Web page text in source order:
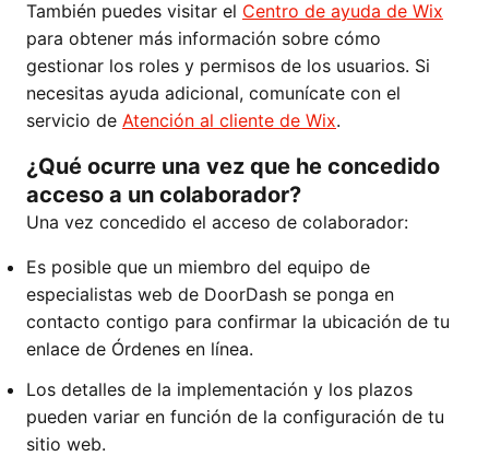
También puedes visitar el Centro de ayuda de Wix
para obtener más información sobre cómo
gestionar los roles y permisos de los usuarios. Si
necesitas ayuda adicional, comunícate con el
servicio de Atención al cliente de Wix.
¿Qué ocurre una vez que he concedido
acceso a un colaborador?
Una vez concedido el acceso de colaborador:
Es posible que un miembro del equipo de
especialistas web de DoorDash se ponga en
contacto contigo para confirmar la ubicación de tu
enlace de Órdenes en línea.
Los detalles de la implementación y los plazos
pueden variar en función de la configuración de tu
sitio web.